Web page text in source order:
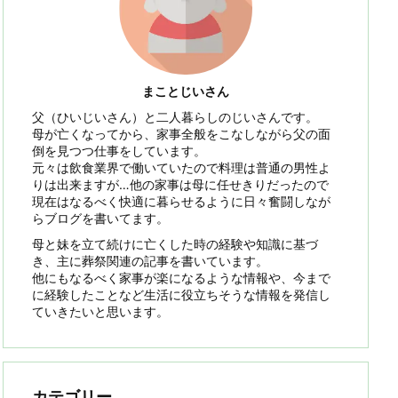
まことじいさん
父（ひいじいさん）と二人暮らしのじいさんです。
母が亡くなってから、家事全般をこなしながら父の面
倒を見つつ仕事をしています。
元々は飲食業界で働いていたので料理は普通の男性よ
りは出来ますが…他の家事は母に任せきりだったので
現在はなるべく快適に暮らせるように日々奮闘しなが
らブログを書いてます。
母と妹を立て続けに亡くした時の経験や知識に基づ
き、主に葬祭関連の記事を書いています。
他にもなるべく家事が楽になるような情報や、今まで
に経験したことなど生活に役立ちそうな情報を発信し
ていきたいと思います。